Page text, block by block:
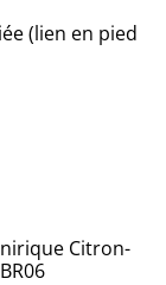
(lien en pied
Citron-